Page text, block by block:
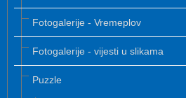
Fotogalerije - Vremeplov
Fotogalerije - vijesti u slikama
Puzzle